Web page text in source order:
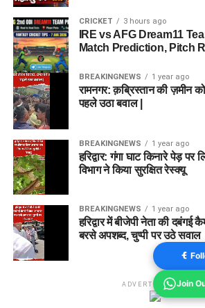
CRICKET 3 hours ago
IRE vs AFG Dream11
Match Prediction, Pitch
BREAKINGNEWS 1 year ago
रामनगर: क़ब्रिस्तान की ज़मीन
पहले उठा बवाल |
BREAKINGNEWS 1 year ago
हरिद्वार: गंगा घाट किनारे पेड़ पर
विभाग ने किया सुरक्षित रेस्क्यू
BREAKINGNEWS 1 year ago
हरिद्वार में बीजेपी नेता की
बरसे अपशब्द, चुप्पी पर उठे सवाल
ADVERTISEMENT
Join